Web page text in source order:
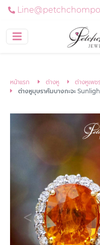
หน้าแรก ต่างหู ต่างหูเพ
ต่างหูบุษราคัมบางกะจะ